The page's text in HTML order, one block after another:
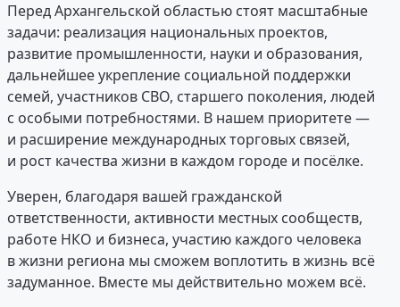
Перед Архангельской областью стоят масштабные
задачи: реализация национальных проектов,
развитие промышленности, науки и образования,
дальнейшее укрепление социальной поддержки
семей, участников СВО, старшего поколения, людей
с особыми потребностями. В нашем приоритете —
и расширение международных торговых связей,
и рост качества жизни в каждом городе и посёлке.
Уверен, благодаря вашей гражданской
ответственности, активности местных сообществ,
работе НКО и бизнеса, участию каждого человека
в жизни региона мы сможем воплотить в жизнь всё
задуманное. Вместе мы действительно можем всё.